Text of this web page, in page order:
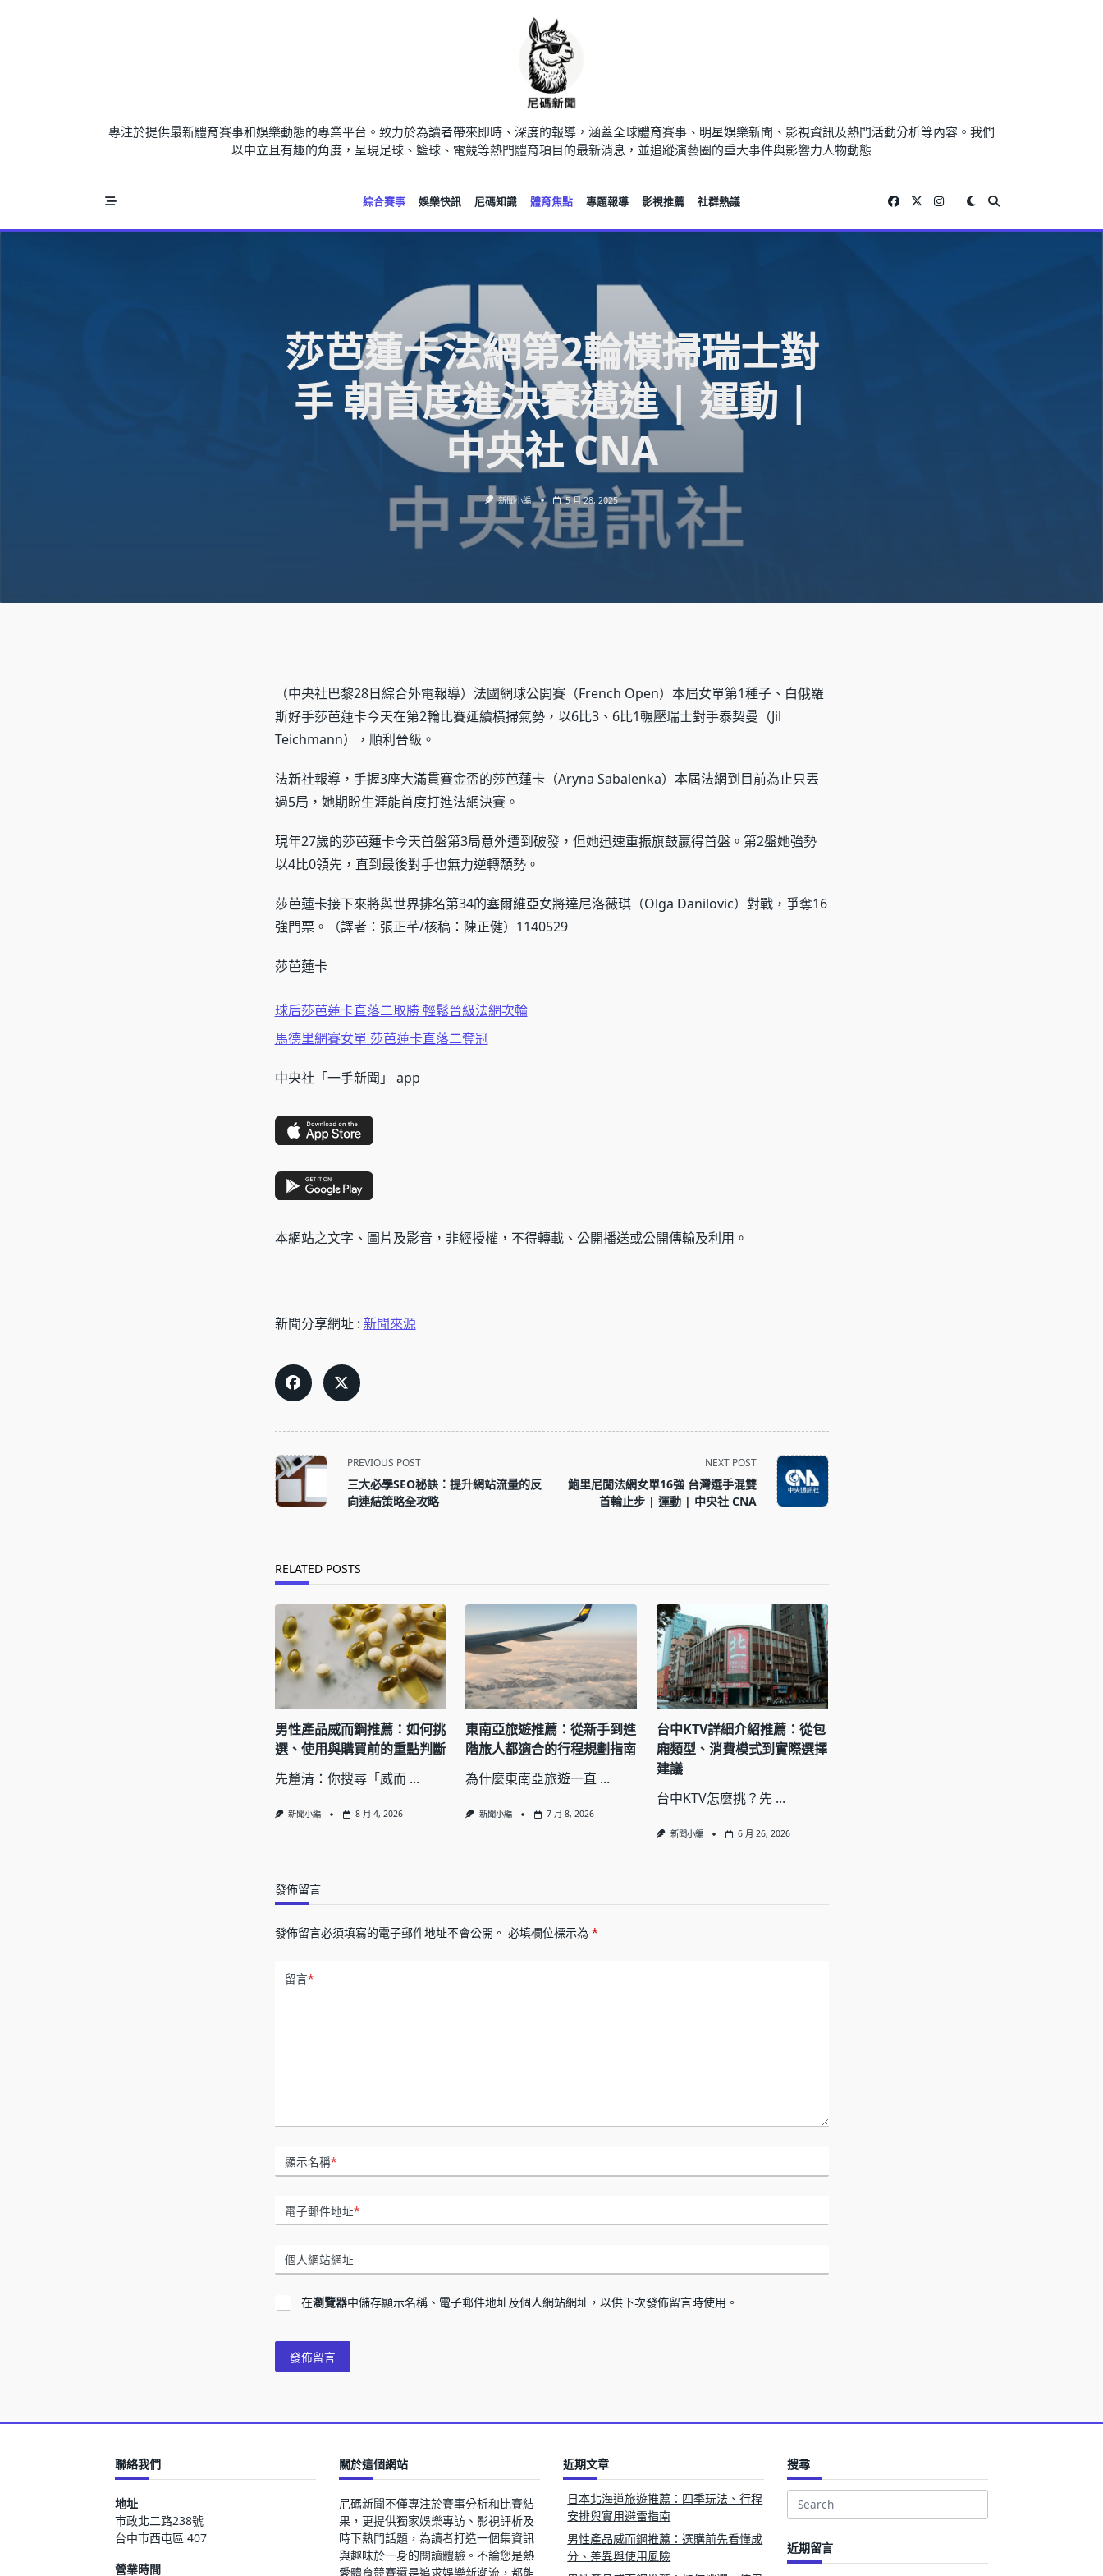
專注於提供最新體育賽事和娛樂動態的專業平台。致力於為讀者帶來即時、深度的報導，涵蓋全球體育賽事、明星娛樂新聞、影視資訊及熱門活動分析等內容。我們
以中立且有趣的角度，呈現足球、籃球、電競等熱門體育項目的最新消息，並追蹤演藝圈的重大事件與影響力人物動態
綜合賽事 娛樂快訊 尼碼知識 體育焦點 專題報導 影視推薦 社群熱議
莎芭蓮卡法網第2輪橫掃瑞士對
手 朝首度進決賽邁進 | 運動 |
中央社 CNA
新聞小編 5 月 28, 2025
（中央社巴黎28日綜合外電報導）法國網球公開賽（French Open）本屆女單第1種子、白俄羅
斯好手莎芭蓮卡今天在第2輪比賽延續橫掃氣勢，以6比3、6比1輾壓瑞士對手泰契曼（Jil
Teichmann），順利晉級。
法新社報導，手握3座大滿貫賽金盃的莎芭蓮卡（Aryna Sabalenka）本屆法網到目前為止只丟
過5局，她期盼生涯能首度打進法網決賽。
現年27歲的莎芭蓮卡今天首盤第3局意外遭到破發，但她迅速重振旗鼓贏得首盤。第2盤她強勢
以4比0領先，直到最後對手也無力逆轉頹勢。
莎芭蓮卡接下來將與世界排名第34的塞爾維亞女將達尼洛薇琪（Olga Danilovic）對戰，爭奪16
強門票。（譯者：張正芊/核稿：陳正健）1140529
莎芭蓮卡
球后莎芭蓮卡直落二取勝 輕鬆晉級法網次輪
馬德里網賽女單 莎芭蓮卡直落二奪冠
中央社「一手新聞」 app
本網站之文字、圖片及影音，非經授權，不得轉載、公開播送或公開傳輸及利用。
新聞分享網址 : 新聞來源
<span
class="nav-
subtitle
PREVIOUS POST
三大必學SEO秘訣：提升網站流量的反
向連結策略全攻略
NEXT POST
鮑里尼闖法網女單16強 台灣選手混雙
首輪止步 | 運動 | 中央社 CNA
RELATED POSTS
男性產品威而鋼推薦：如何挑
選、使用與購買前的重點判斷
先釐清：你搜尋「威而 ...
新聞小編 8 月 4, 2026
東南亞旅遊推薦：從新手到進
階旅人都適合的行程規劃指南
為什麼東南亞旅遊一直 ...
新聞小編 7 月 8, 2026
台中KTV詳細介紹推薦：從包
廂類型、消費模式到實際選擇
建議
台中KTV怎麼挑？先 ...
新聞小編 6 月 26, 2026
發佈留言
發佈留言必須填寫的電子郵件地址不會公開。 必填欄位標示為 *
留言*
顯示名稱*
電子郵件地址*
個人網站網址
在瀏覽器中儲存顯示名稱、電子郵件地址及個人網站網址，以供下次發佈留言時使用。
聯絡我們
地址
市政北二路238號
台中市西屯區 407
營業時間
關於這個網站
尼碼新聞不僅專注於賽事分析和比賽結
果，更提供獨家娛樂專訪、影視評析及
時下熱門話題，為讀者打造一個集資訊
與趣味於一身的閱讀體驗。不論您是熱
愛體育競賽還是追求娛樂新潮流，都能
近期文章
日本北海道旅遊推薦：四季玩法、行程
安排與實用避雷指南
男性產品威而鋼推薦：選購前先看懂成
分、差異與使用風險
搜尋
Search
近期留言